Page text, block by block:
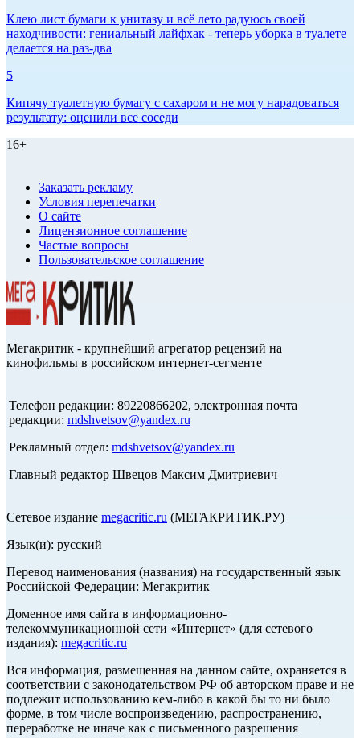
Клею лист бумаги к унитазу и всё лето радуюсь своей
находчивости: гениальный лайфхак - теперь уборка в туалете
делается на раз-два
5
Кипячу туалетную бумагу с сахаром и не могу нарадоваться
результату: оценили все соседи
16+
Заказать рекламу
Условия перепечатки
О сайте
Лицензионное соглашение
Частые вопросы
Пользовательское соглашение
Мегакритик - крупнейший агрегатор рецензий на
кинофильмы в российском интернет-сегменте
Телефон редакции: 89220866202, электронная почта
редакции: mdshvetsov@yandex.ru
Рекламный отдел: mdshvetsov@yandex.ru
Главный редактор Швецов Максим Дмитриевич
Сетевое издание megacritic.ru (МЕГАКРИТИК.РУ)
Язык(и): русский
Перевод наименования (названия) на государственный язык
Российской Федерации: Мегакритик
Доменное имя сайта в информационно-
телекоммуникационной сети «Интернет» (для сетевого
издания): megacritic.ru
Вся информация, размещенная на данном сайте, охраняется в
соответствии с законодательством РФ об авторском праве и не
подлежит использованию кем-либо в какой бы то ни было
форме, в том числе воспроизведению, распространению,
переработке не иначе как с письменного разрешения